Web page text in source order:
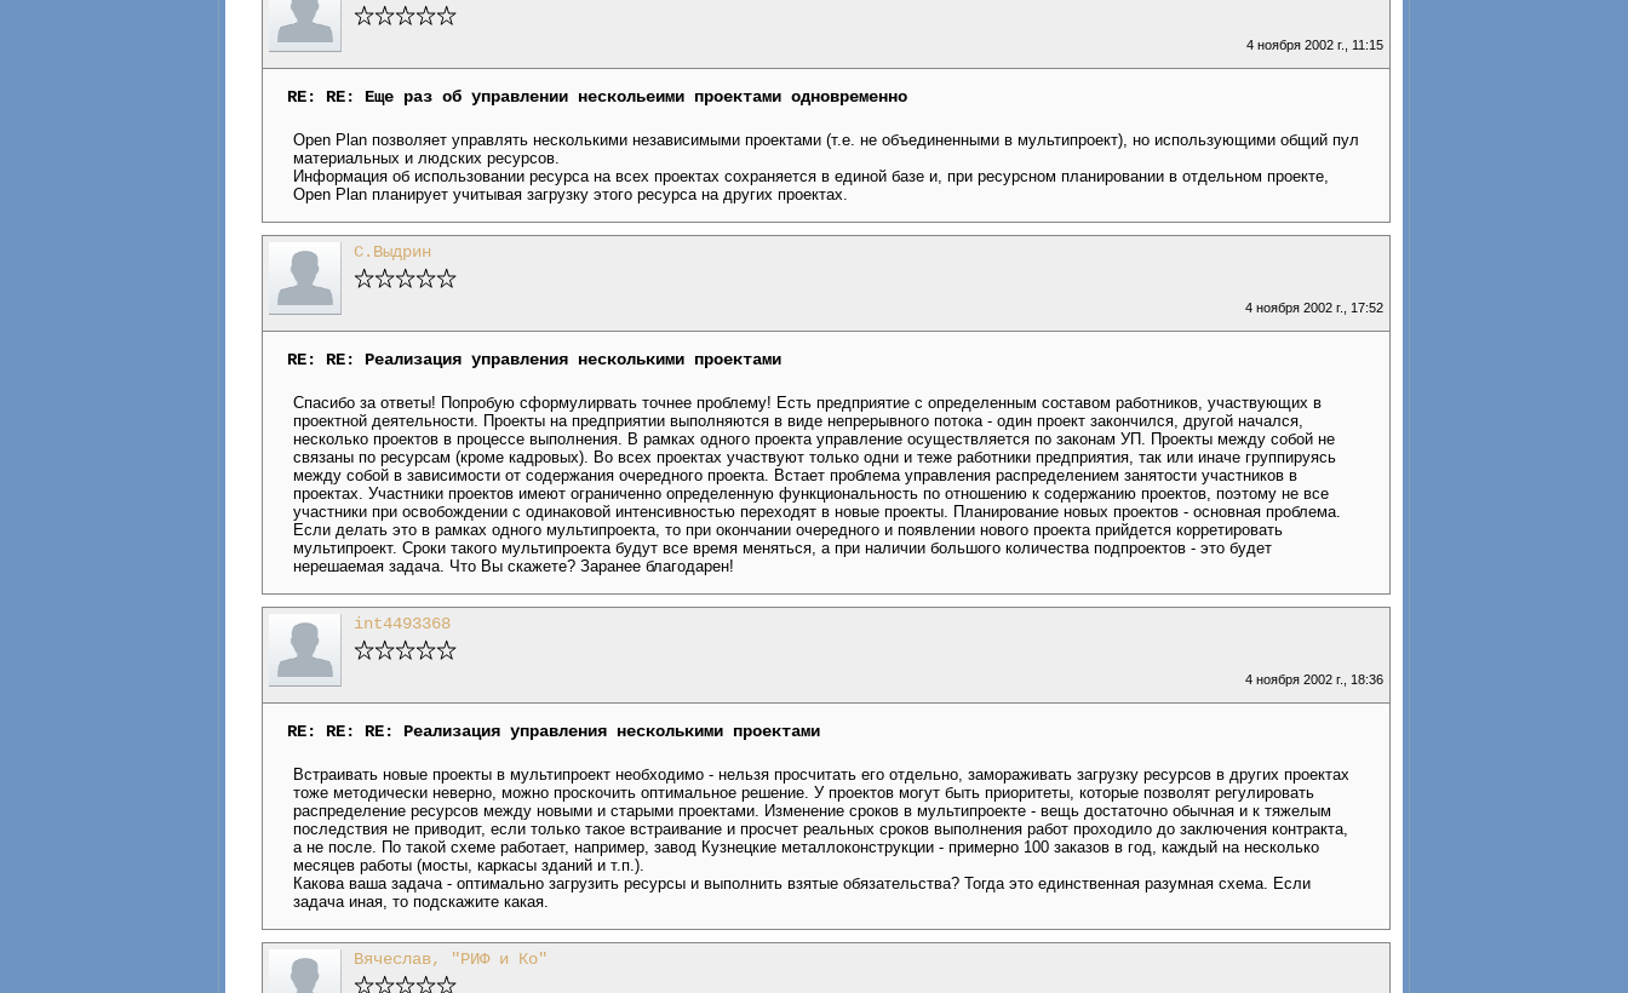
4 ноября 2002 г., 11:15
RE: RE: Еще раз об управлении нескольеими проектами одновременно
Open Plan позволяет управлять несколькими независимыми проектами (т.е. не объединенными в мультипроект), но использующими общий пул
материальных и людских ресурсов.
Информация об использовании ресурса на всех проектах сохраняется в единой базе и, при ресурсном планировании в отдельном проекте,
Open Plan планирует учитывая загрузку этого ресурса на других проектах.
С.Выдрин
4 ноября 2002 г., 17:52
RE: RE: Реализация управления несколькими проектами
Спасибо за ответы! Попробую сформулирвать точнее проблему! Есть предприятие с определенным составом работников, участвующих в
проектной деятельности. Проекты на предприятии выполняются в виде непрерывного потока - один проект закончился, другой начался,
несколько проектов в процессе выполнения. В рамках одного проекта управление осуществляется по законам УП. Проекты между собой не
связаны по ресурсам (кроме кадровых). Во всех проектах участвуют только одни и теже работники предприятия, так или иначе группируясь
между собой в зависимости от содержания очередного проекта. Встает проблема управления распределением занятости участников в
проектах. Участники проектов имеют ограниченно определенную функциональность по отношению к содержанию проектов, поэтому не все
участники при освобождении с одинаковой интенсивностью переходят в новые проекты. Планирование новых проектов - основная проблема.
Если делать это в рамках одного мультипроекта, то при окончании очередного и появлении нового проекта прийдется корретировать
мультипроект. Сроки такого мультипроекта будут все время меняться, а при наличии большого количества подпроектов - это будет
нерешаемая задача. Что Вы скажете? Заранее благодарен!
int4493368
4 ноября 2002 г., 18:36
RE: RE: RE: Реализация управления несколькими проектами
Встраивать новые проекты в мультипроект необходимо - нельзя просчитать его отдельно, замораживать загрузку ресурсов в других проектах
тоже методически неверно, можно проскочить оптимальное решение. У проектов могут быть приоритеты, которые позволят регулировать
распределение ресурсов между новыми и старыми проектами. Изменение сроков в мультипроекте - вещь достаточно обычная и к тяжелым
последствия не приводит, если только такое встраивание и просчет реальных сроков выполнения работ проходило до заключения контракта,
а не после. По такой схеме работает, например, завод Кузнецкие металлоконструкции - примерно 100 заказов в год, каждый на несколько
месяцев работы (мосты, каркасы зданий и т.п.).
Какова ваша задача - оптимально загрузить ресурсы и выполнить взятые обязательства? Тогда это единственная разумная схема. Если
задача иная, то подскажите какая.
Вячеслав, "РИФ и Ко"